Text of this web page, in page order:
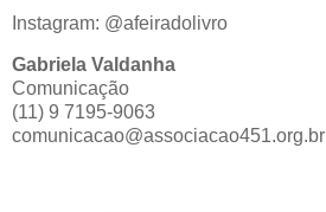
Instagram: @afeiradolivro
Gabriela Valdanha
Comunicação
(11) 9 7195-9063
comunicacao@associacao451.org.br